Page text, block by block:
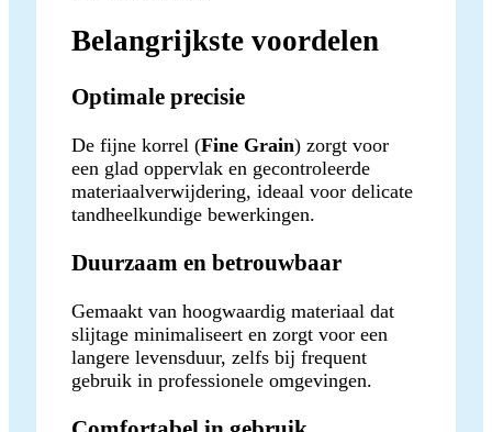
Belangrijkste voordelen
Optimale precisie
De fijne korrel (Fine Grain) zorgt voor
een glad oppervlak en gecontroleerde
materiaalverwijdering, ideaal voor delicate
tandheelkundige bewerkingen.
Duurzaam en betrouwbaar
Gemaakt van hoogwaardig materiaal dat
slijtage minimaliseert en zorgt voor een
langere levensduur, zelfs bij frequent
gebruik in professionele omgevingen.